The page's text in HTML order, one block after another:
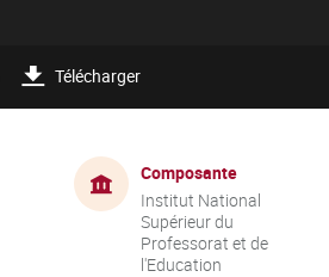
Télécharger
Composante
Institut National
Supérieur du
Professorat et de
l'Education